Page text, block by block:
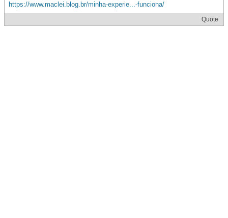
https://www.maclei.blog.br/minha-experie...-funciona/
Quote